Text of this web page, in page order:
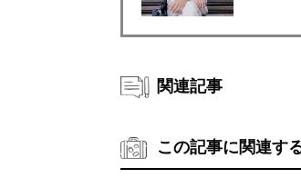
関連記事
この記事に関連す